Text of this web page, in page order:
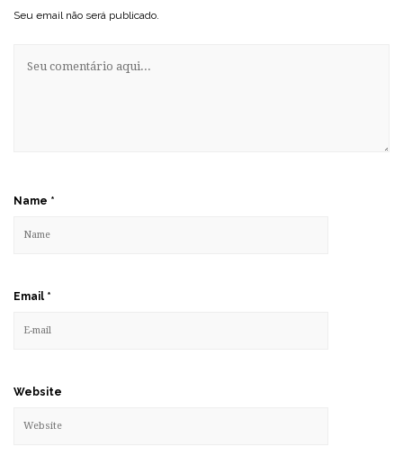
Seu email não será publicado.
Name *
Email *
Website